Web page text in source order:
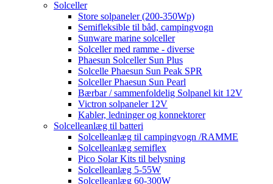
Solceller
Store solpaneler (200-350Wp)
Semifleksible til båd, campingvogn
Sunware marine solceller
Solceller med ramme - diverse
Phaesun Solceller Sun Plus
Solcelle Phaesun Sun Peak SPR
Solceller Phaesun Sun Pearl
Bærbar / sammenfoldelig Solpanel kit 12V
Victron solpaneler 12V
Kabler, ledninger og konnektorer
Solcelleanlæg til batteri
Solcelleanlæg til campingvogn /RAMME
Solcelleanlæg semiflex
Pico Solar Kits til belysning
Solcelleanlæg 5-55W
Solcelleanlæg 60-300W